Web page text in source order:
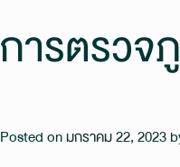
การตรวจ
Posted onมกราคม 22, 2023